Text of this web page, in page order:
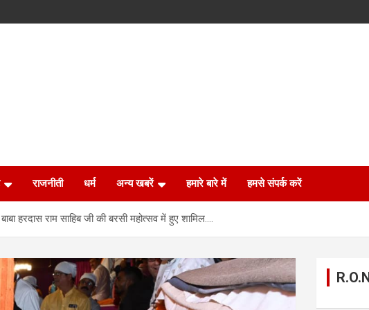
राजनीती धर्म अन्य खबरें हमारे बारे में हमसे संपर्क करें
हरदास राम साहिब जी की बरसी महोत्सव में हुए शामिल….